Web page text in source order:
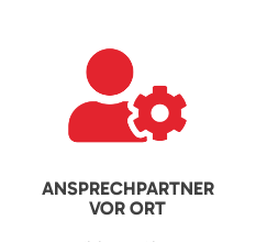
ANSPRECHPARTNER
VOR ORT